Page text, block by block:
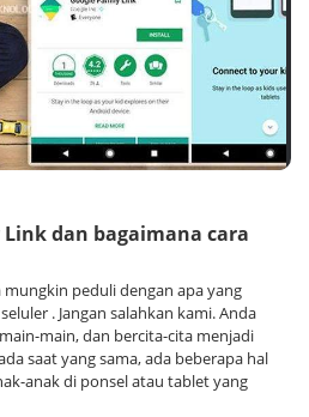
dan bagaimana cara
mungkin peduli dengan apa yang
. Jangan salahkan kami. Anda
main, dan bercita-cita menjadi
saat yang sama, ada beberapa hal
anak di ponsel atau tablet yang